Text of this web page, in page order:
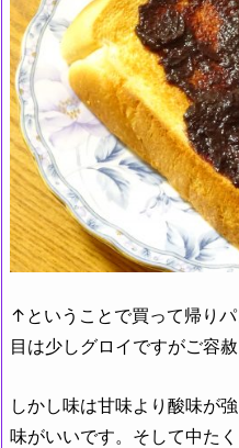
↑ということで買って帰り
目は少しグロイですがご容赦
しかし味は甘味より酸味が
味がいいです。そして中た